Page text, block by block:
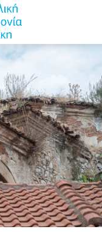
περιεχόμενο